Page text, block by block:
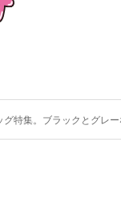
特集。ブラックとグレ